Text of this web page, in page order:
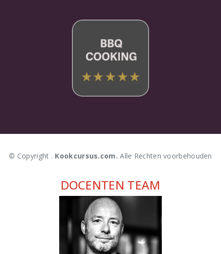
© Copyright . Kookcursus.com. Alle Rechten voorbehouden
DOCENTEN TEAM